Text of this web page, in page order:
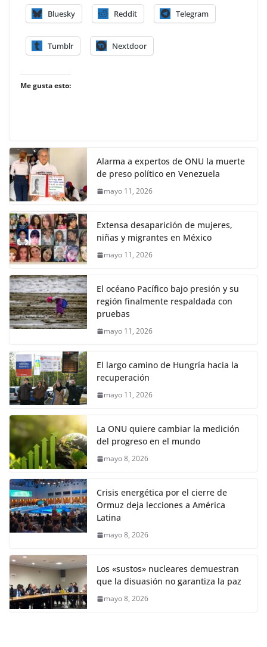
Bluesky Reddit Telegram
Tumblr Nextdoor
Me gusta esto:
Alarma a expertos de ONU la muerte
de preso político en Venezuela
mayo 11, 2026
Extensa desaparición de mujeres,
niñas y migrantes en México
mayo 11, 2026
El océano Pacífico bajo presión y su
región finalmente respaldada con
pruebas
mayo 11, 2026
El largo camino de Hungría hacia la
recuperación
mayo 11, 2026
La ONU quiere cambiar la medición
del progreso en el mundo
mayo 8, 2026
Crisis energética por el cierre de
Ormuz deja lecciones a América
Latina
mayo 8, 2026
Los «sustos» nucleares demuestran
que la disuasión no garantiza la paz
mayo 8, 2026